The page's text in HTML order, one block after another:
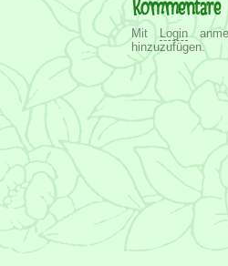
Kommentare
Mit Login
hinzuzufügen.